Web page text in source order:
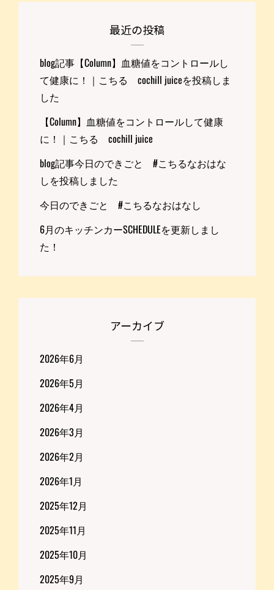
最近の投稿
blog記事【Column】血糖値をコントロールし
て健康に！｜こちる cochill juiceを投稿しま
した
【Column】血糖値をコントロールして健康
に！｜こちる cochill juice
blog記事今日のできごと #こちるなおはな
しを投稿しました
今日のできごと #こちるなおはなし
6月のキッチンカーSCHEDULEを更新しまし
た！
アーカイブ
2026年6月
2026年5月
2026年4月
2026年3月
2026年2月
2026年1月
2025年12月
2025年11月
2025年10月
2025年9月